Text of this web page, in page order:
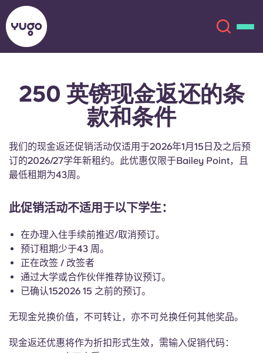
关于我们
更多
账户
选择一个国家
选择一个城市
选择一间公寓
登录
立即预订
English (GB)
English (US)
Chinese Español
Portuguese
250 英镑现金返还的条
款和条件
我们的现金返还促销活动仅适用于2026年1月15日及之后预
订的2026/27学年新租约。此优惠仅限于Bailey Point，且
最低租期为43周。
此促销活动不适用于以下学生：
在办理入住手续前推迟/取消预订。
预订租期少于43 周。
正在改签 / 改签者
通过大学或合作伙伴推荐协议预订。
已确认152026 15 之前的预订。
无现金兑换价值，不可转让，亦不可兑换任何其他奖品。
现金返还优惠将作为折扣形式生效，需输入促销代码：